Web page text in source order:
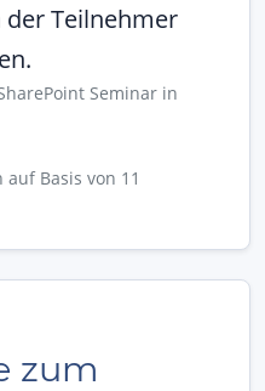
der Teilnehmer
Seminar in
Basis von 11
zum